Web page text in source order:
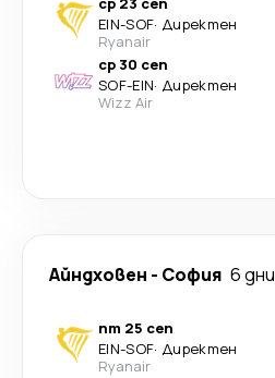
EIN-SOF· Директен
Ryanair
ср 30 сеп
SOF-EIN· Директен
Wizz Air
Айндховен - София 6 дни
пт 25 сеп
EIN-SOF· Директен
Ryanair